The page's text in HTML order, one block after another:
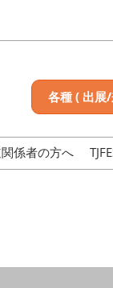
各種 ( 出展
係者の方へ